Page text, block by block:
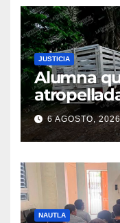
JUSTICIA
Alumna
6 AGOSTO, 2026
NAUTLA